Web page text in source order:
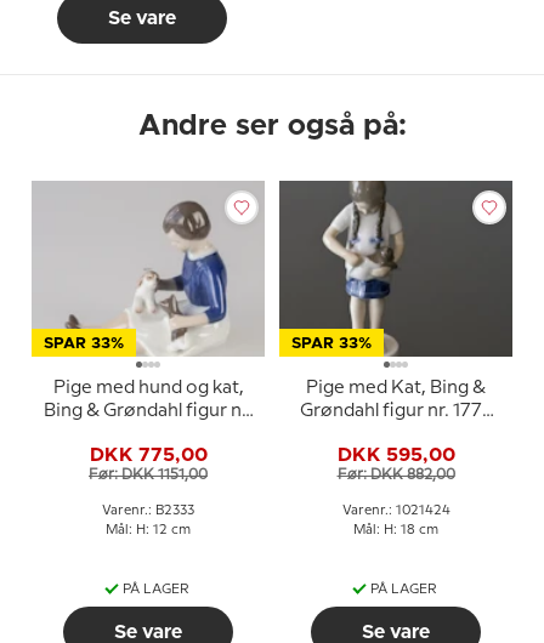
Se vare
Andre ser også på:
SPAR 33%
Pige med hund og kat,
Bing & Grøndahl figur nr.
DKK 775,00
Før: DKK 1151,00
Varenr.: B2333
Mål: H: 12 cm
PÅ LAGER
Se vare
SPAR 33%
Pige med Kat, Bing &
Grøndahl figur nr. 1779
DKK 595,00
Før: DKK 882,00
Varenr.: 1021424
Mål: H: 18 cm
PÅ LAGER
Se vare